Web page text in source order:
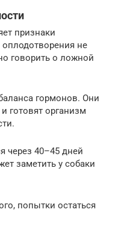
признаки
не
говорить о ложной
гормонов. Они
готовят организм
через 40–45 дней
заметить у собаки
попытки остаться